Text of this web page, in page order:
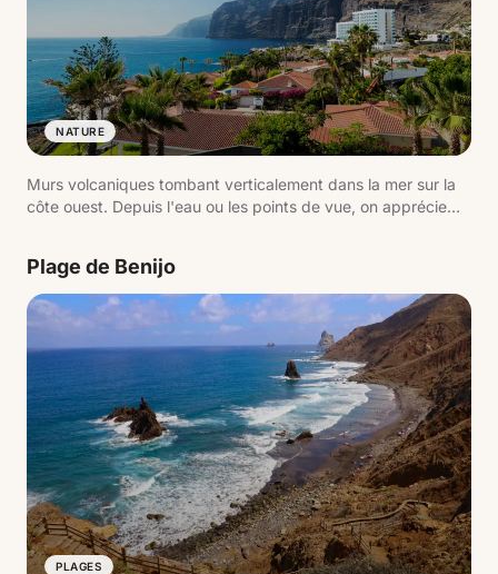
NATURE
Murs volcaniques tombant verticalement dans la mer sur la
côte ouest. Depuis l'eau ou les points de vue, on apprécie
Plage de Benijo
PLAGES